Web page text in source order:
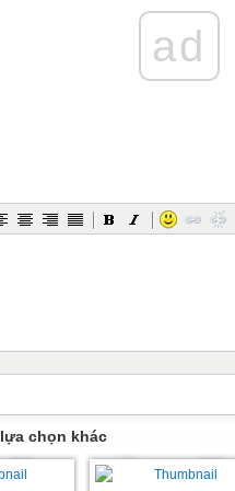
picture and write the words. (1,5 points)
ad
chọn khác